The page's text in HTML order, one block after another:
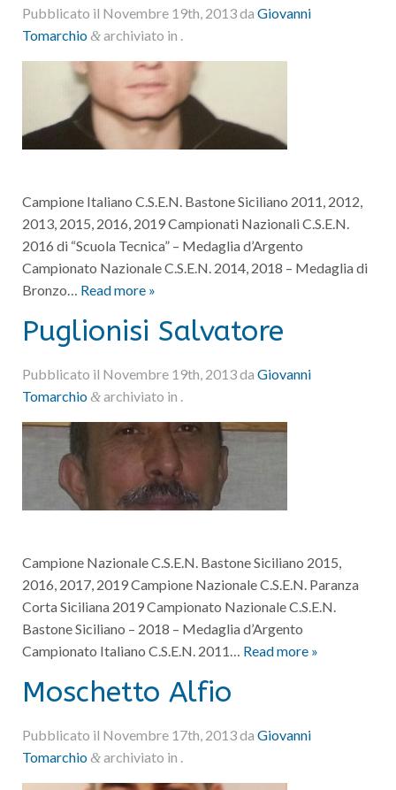
Pubblicato il Novembre 19th, 2013da Giovanni
Tomarchio&archiviato in .
Campione Italiano C.S.E.N. Bastone Siciliano 2011, 2012,
2013, 2015, 2016, 2019 Campionati Nazionali C.S.E.N.
2016 di “Scuola Tecnica” – Medaglia d’Argento
Campionato Nazionale C.S.E.N. 2014, 2018 – Medaglia di
Bronzo… Read more »
Puglionisi Salvatore
Pubblicato il Novembre 19th, 2013da Giovanni
Tomarchio&archiviato in .
Campione Nazionale C.S.E.N. Bastone Siciliano 2015,
2016, 2017, 2019 Campione Nazionale C.S.E.N. Paranza
Corta Siciliana 2019 Campionato Nazionale C.S.E.N.
Bastone Siciliano – 2018 – Medaglia d’Argento
Campionato Italiano C.S.E.N. 2011… Read more »
Moschetto Alfio
Pubblicato il Novembre 17th, 2013da Giovanni
Tomarchio&archiviato in .